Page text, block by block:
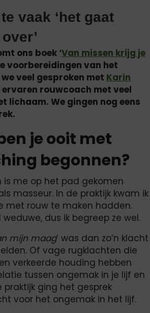
vaak ‘het gaat
ons boek ‘Van missen krijg je
voorbereidingen van het
veel gesproken met Karin
ervaren rouwcoach met veel
lichaam. We gingen nog eens
je ooit met
begonnen?
is me op het pad gekomen
masseur. In de praktijk kwam ik
met rouw te maken hadden.
dus ik begreep ze wel.
mijn maag’ was dan zo’n klacht
Of vage rugklachten die
verkeerde houding hebben
tussen ongemak in je lijf en
praktijk ging het gesprek
voor het ongemak in het lijf.